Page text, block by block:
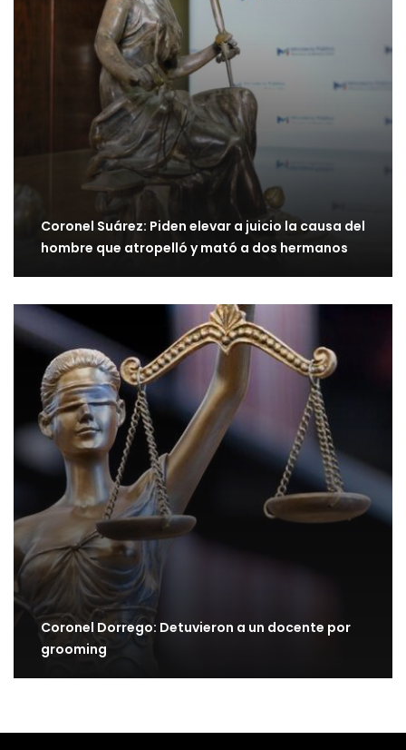
Coronel Suárez: Piden elevar a juicio la causa del
hombre que atropelló y mató a dos hermanos
Coronel Dorrego: Detuvieron a un docente por
grooming